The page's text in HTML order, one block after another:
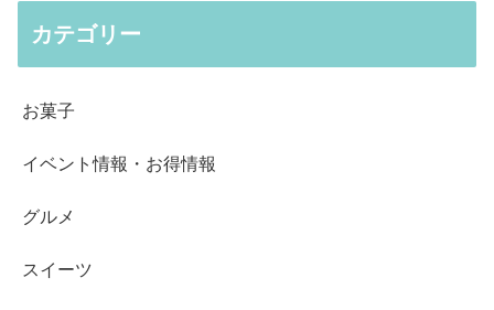
カテゴリー
お菓子
イベント情報・お得情報
グルメ
スイーツ